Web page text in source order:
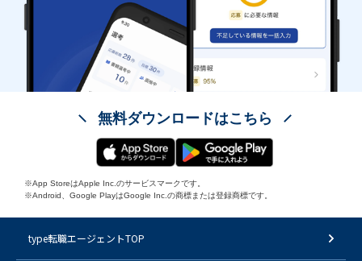
無料ダウンロードはこちら
※App StoreはApple Inc.のサービスマークです。
※Android、Google PlayはGoogle Inc.の商標または登録商標です。
type転職エージェントTOP